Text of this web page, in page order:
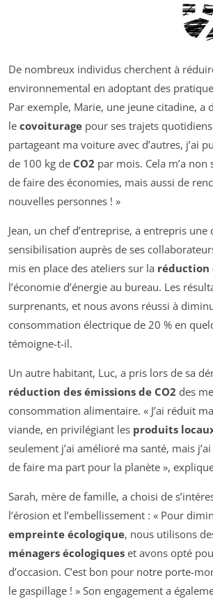
De nombreux individus cherchent à
environnemental en adoptant des
Par exemple, Marie, une jeune citadine, a
le covoiturage pour ses trajets
partageant ma voiture avec d’autres, j’ai
de 100 kg de CO2 par mois. Cela m’a
de faire des économies, mais aussi de
nouvelles personnes ! »
Jean, un chef d’entreprise, a entrepris une
sensibilisation auprès de ses
mis en place des ateliers sur la réduction
l’économie d’énergie au bureau. Les
surprenants, et nous avons réussi à
consommation électrique de 20 % en
témoigne-t-il.
Un autre habitant, Luc, a pris lors de sa
réduction des émissions de CO2 des
consommation alimentaire. « J’ai réduit
viande, en privilégiant les produits
seulement j’ai amélioré ma santé, mais
de faire ma part pour la planète »,
Sarah, mère de famille, a choisi de
l’érosion et l’embellissement : « Pour
empreinte écologique, nous utilisons
ménagers écologiques et avons opté
d’occasion. C’est bon pour notre porte-
le gaspillage ! » Son engagement a